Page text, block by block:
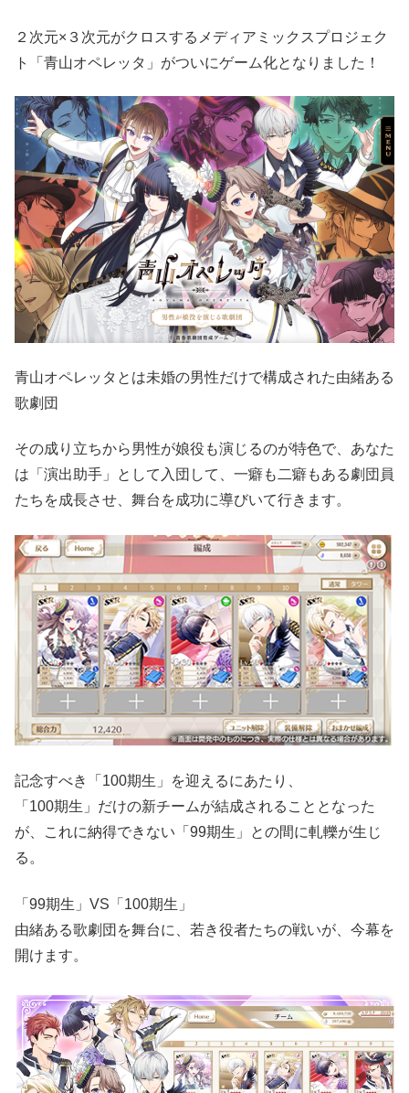
２次元×３次元がクロスするメディアミックスプロジェク
ト「青山オペレッタ」がついにゲーム化となりました！
青山オペレッタとは未婚の男性だけで構成された由緒ある
歌劇団
その成り立ちから男性が娘役も演じるのが特色で、あなた
は「演出助手」として入団して、一癖も二癖もある劇団員
たちを成長させ、舞台を成功に導びいて行きます。
記念すべき「100期生」を迎えるにあたり、
「100期生」だけの新チームが結成されることとなった
が、これに納得できない「99期生」との間に軋轢が生じ
る。
「99期生」VS「100期生」
由緒ある歌劇団を舞台に、若き役者たちの戦いが、今幕を
開けます。